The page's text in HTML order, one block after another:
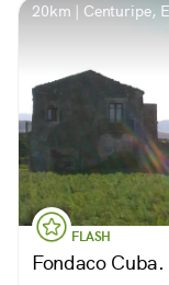
20km | Centuripe,
FLASH
Fondaco